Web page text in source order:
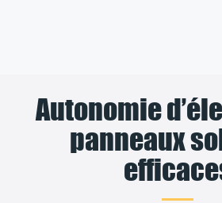
Autonomie
panneaux